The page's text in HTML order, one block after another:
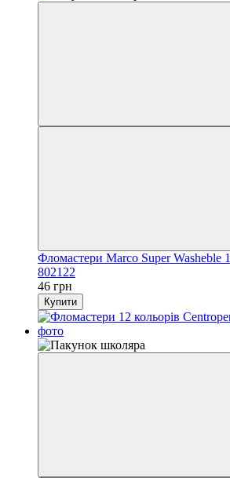
Фломастери Marco Super Washeble
802122
46 грн
Купити